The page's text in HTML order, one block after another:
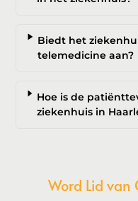
Biedt het
telemedicine aan?
Hoe is de
ziekenhuis in
Word Lid van